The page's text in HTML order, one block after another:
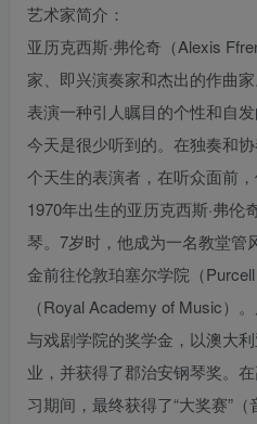
艺术家简介：
亚历克西斯·弗伦奇（Alexis
家、即兴演奏家和杰出的作曲
表演一种引人瞩目的个性和自
今天是很少听到的。在独奏和
个天生的表演者，在听众面前，
1970年出生的亚历克西斯·弗伦
琴。7岁时，他成为一名教堂管
金前往伦敦珀塞尔学院（
（Royal Academy of Music）
与戏剧学院的奖学金，以澳大
业，并获得了郡治安钢琴奖。
习期间，最终获得了“大奖赛”